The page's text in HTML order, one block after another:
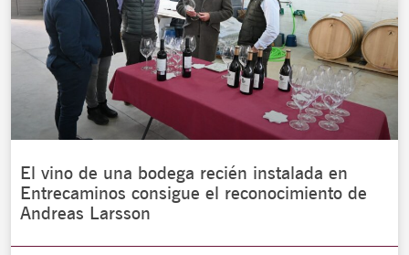
El vino de una bodega recién instalada en
Entrecaminos consigue el reconocimiento de
Andreas Larsson